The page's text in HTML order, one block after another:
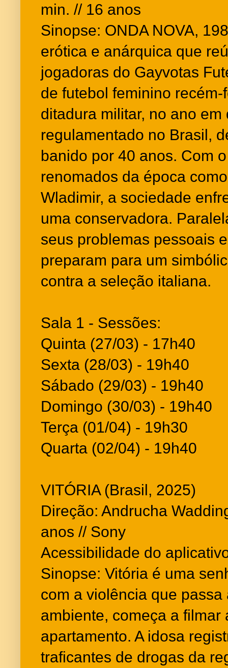
min. // 16 anos
Sinopse: ONDA NOVA,
erótica e anárquica que
jogadoras do Gayvotas
de futebol feminino
ditadura militar, no ano
regulamentado no Brasil,
banido por 40 anos. Com
renomados da época
Wladimir, a sociedade
uma conservadora.
seus problemas pessoais
preparam para um
contra a seleção italiana.
Sala 1 - Sessões:
Quinta (27/03) - 17h40
Sexta (28/03) - 19h40
Sábado (29/03) - 19h40
Domingo (30/03) - 19h40
Terça (01/04) - 19h30
Quarta (02/04) - 19h40
VITÓRIA (Brasil, 2025)
Direção: Andrucha
anos // Sony
Acessibilidade do
Sinopse: Vitória é uma
com a violência que
ambiente, começa a filmar
apartamento. A idosa
traficantes de drogas da